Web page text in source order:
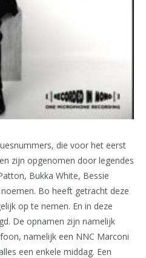
die voor het eerst
zijn opgenomen door legendes
Bukka White, Bessie
Bo heeft getracht deze
op te nemen. En in deze
De opnamen zijn namelijk
namelijk een NNC Marconi
een enkele middag. Een